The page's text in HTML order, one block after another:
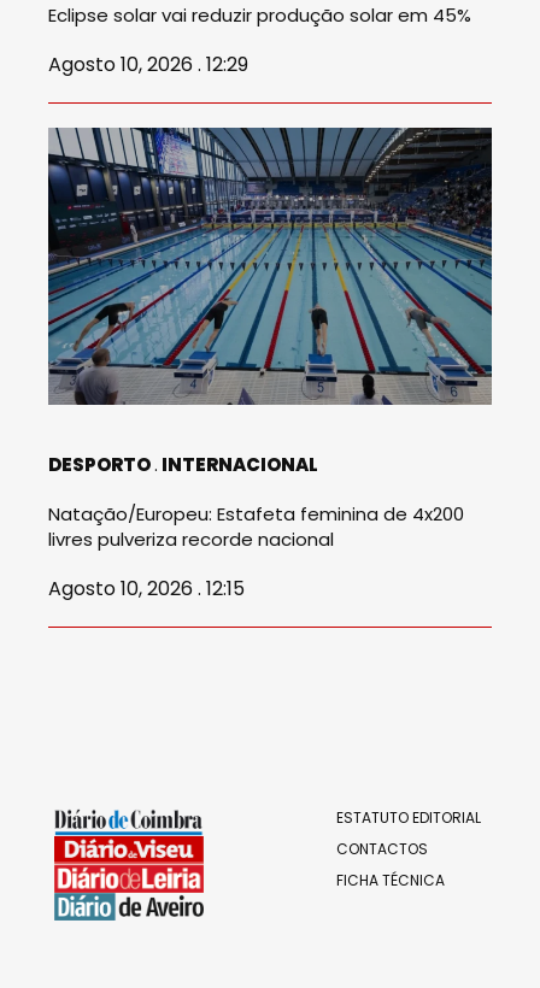
Eclipse solar vai reduzir produção solar em 45%
Agosto 10, 2026 . 12:29
DESPORTO INTERNACIONAL
Natação/Europeu: Estafeta feminina de 4x200
livres pulveriza recorde nacional
Agosto 10, 2026 . 12:15
ESTATUTO EDITORIAL
CONTACTOS
FICHA TÉCNICA